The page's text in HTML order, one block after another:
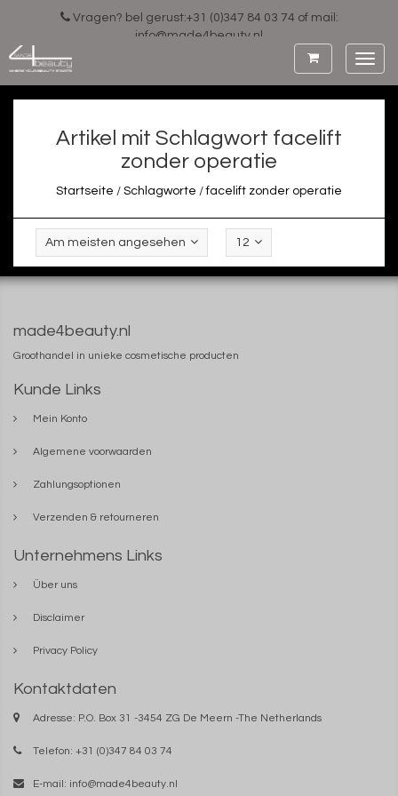
Vragen? bel gerust:+31 (0)347 84 03 74 of mail:
info@made4beauty.nl
Artikel mit Schlagwort facelift
zonder operatie
Startseite / Schlagworte /facelift zonder operatie
Am meisten angesehen 12
made4beauty.nl
Groothandel in unieke cosmetische producten
Kunde Links
Mein Konto
Algemene voorwaarden
Zahlungsoptionen
Verzenden & retourneren
Unternehmens Links
Über uns
Disclaimer
Privacy Policy
Kontaktdaten
Adresse: P.O. Box 31 -3454 ZG De Meern -The Netherlands
Telefon: +31 (0)347 84 03 74
E-mail: info@made4beauty.nl